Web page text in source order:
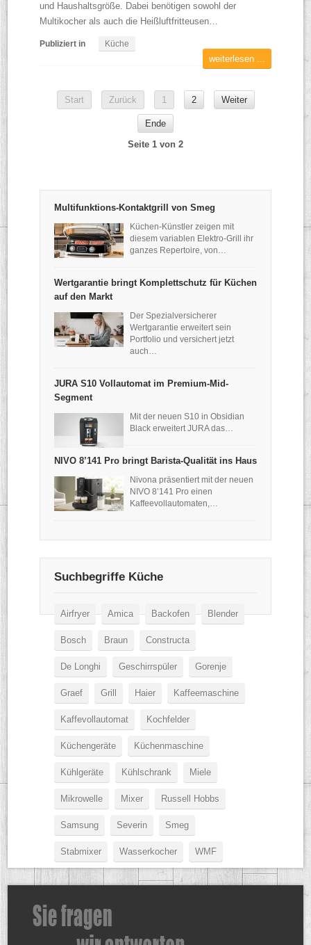
und Haushaltsgröße. Dabei benötigen sowohl der
Multikocher als auch die Heißluftfritteusen…
Publiziert in Küche
weiterlesen ...
Start Zurück 1 2 Weiter
Ende
Seite 1 von 2
Multifunktions-Kontaktgrill von Smeg
Küchen-Künstler zeigen mit
diesem variablen Elektro-Grill ihr
ganzes Repertoire, von…
Wertgarantie bringt Komplettschutz für Küchen
auf den Markt
Der Spezialversicherer
Wertgarantie erweitert sein
Portfolio und versichert jetzt
auch…
JURA S10 Vollautomat im Premium-Mid-
Segment
Mit der neuen S10 in Obsidian
Black erweitert JURA das…
NIVO 8’141 Pro bringt Barista-Qualität ins Haus
Nivona präsentiert mit der neuen
NIVO 8’141 Pro einen
Kaffeevollautomaten,…
Suchbegriffe Küche
Airfryer Amica Backofen Blender
Bosch Braun Constructa
De Longhi Geschirrspüler Gorenje
Graef Grill Haier Kaffeemaschine
Kaffevollautomat Kochfelder
Küchengeräte Küchenmaschine
Kühlgeräte Kühlschrank Miele
Mikrowelle Mixer Russell Hobbs
Samsung Severin Smeg
Stabmixer Wasserkocher WMF